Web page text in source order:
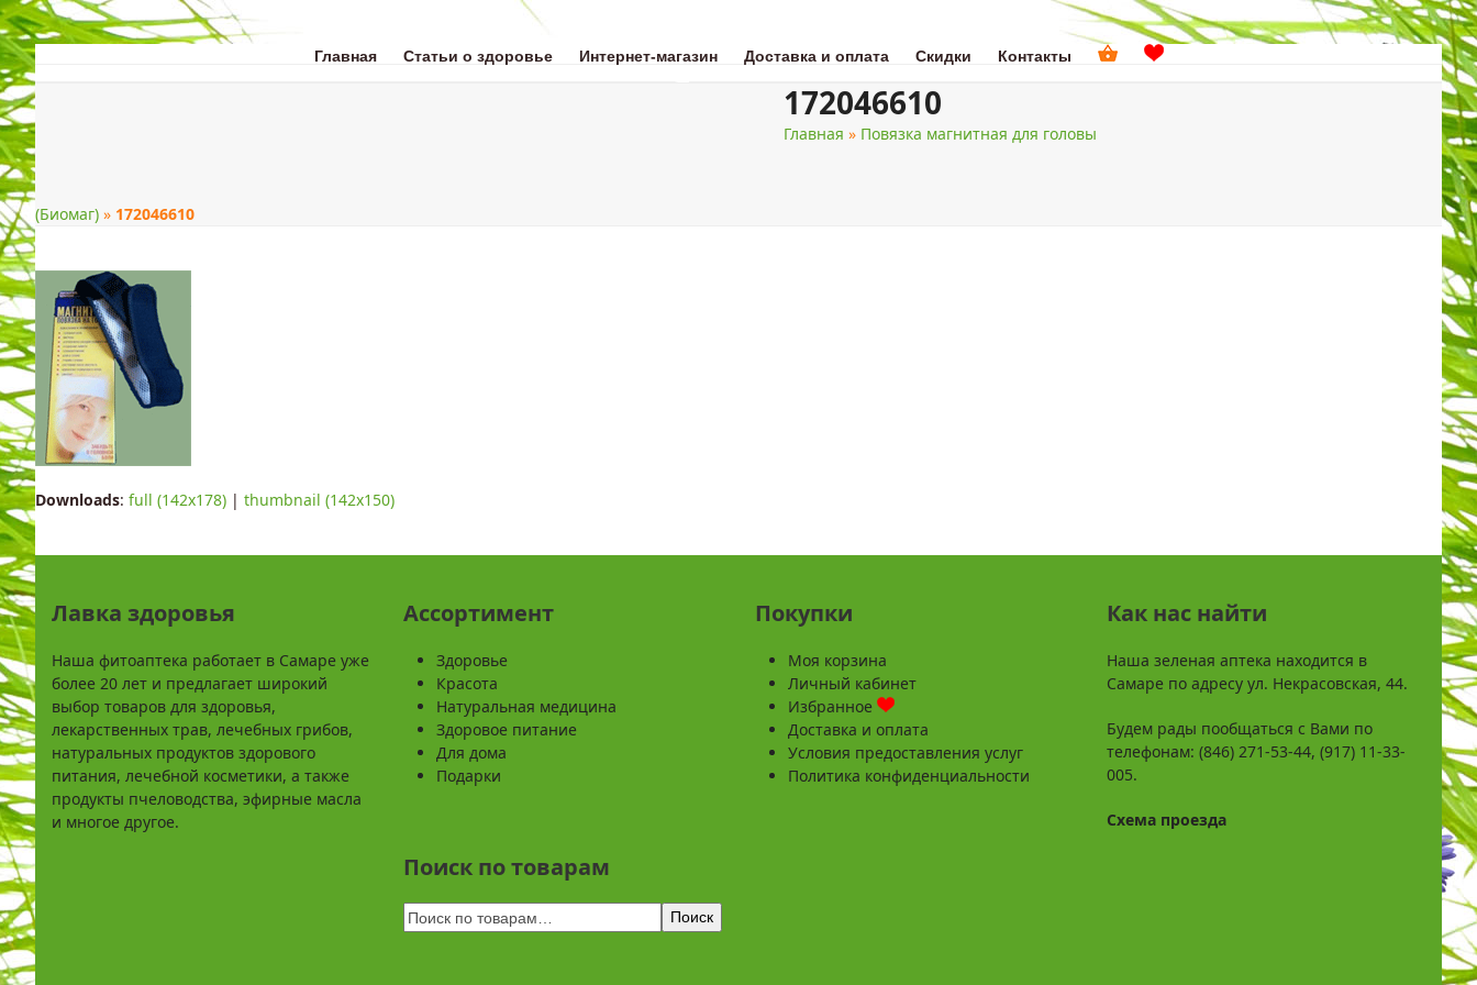
Skip
to
content
Главная Статьи о здоровье Интернет-магазин Доставка и оплата Скидки Контакты
172046610
Главная » Повязка магнитная для головы
(Биомаг) » 172046610
Downloads: full (142x178) | thumbnail (142x150)
Лавка здоровья
Наша фитоаптека работает в Самаре уже
более 20 лет и предлагает широкий
выбор товаров для здоровья,
лекарственных трав, лечебных грибов,
натуральных продуктов здорового
питания, лечебной косметики, а также
продукты пчеловодства, эфирные масла
и многое другое.
Ассортимент
Здоровье
Красота
Натуральная медицина
Здоровое питание
Для дома
Подарки
Поиск по товарам
Поиск
Покупки
Моя корзина
Личный кабинет
Избранное
Доставка и оплата
Условия предоставления услуг
Политика конфиденциальности
Как нас найти
Наша зеленая аптека находится в
Самаре по адресу ул. Некрасовская, 44.
Будем рады пообщаться с Вами по
телефонам: (846) 271-53-44, (917) 11-33-
005.
Схема проезда